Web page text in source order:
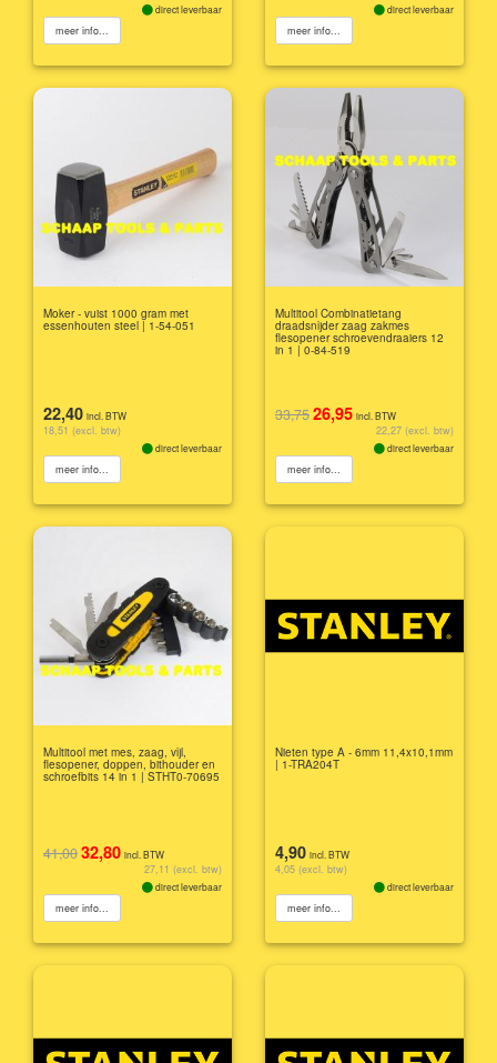
direct leverbaar
meer info...
direct leverbaar
meer info...
Moker - vuist 1000 gram met
essenhouten steel | 1-54-051
22,40 incl. BTW
18,51 (excl. btw)
direct leverbaar
meer info...
Multitool Combinatietang
draadsnijder zaag zakmes
flesopener schroevendraaiers 12
in 1 | 0-84-519
33,7526,95 incl. BTW
22,27 (excl. btw)
direct leverbaar
meer info...
Multitool met mes, zaag, vijl,
flesopener, doppen, bithouder en
schroefbits 14 in 1 | STHT0-70695
41,0032,80 incl. BTW
27,11 (excl. btw)
direct leverbaar
meer info...
Nieten type A - 6mm 11,4x10,1mm
| 1-TRA204T
4,90 incl. BTW
4,05 (excl. btw)
direct leverbaar
meer info...